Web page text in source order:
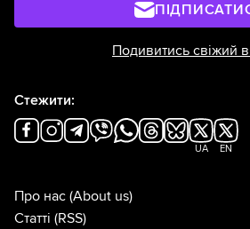
Подивитись свіжий
Стежити:
UA EN
Про нас (About us)
Статті (RSS)